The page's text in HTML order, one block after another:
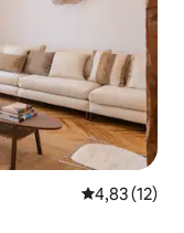
5 üzerinden
4,83 (12)